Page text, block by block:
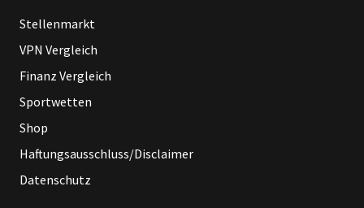
Stellenmarkt
VPN Vergleich
Finanz Vergleich
Sportwetten
Shop
Haftungsausschluss/Disclaimer
Datenschutz